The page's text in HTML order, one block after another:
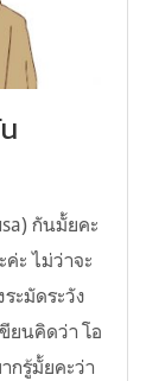
กันมั้ยคะ
ะ ไม่ว่าจะ
ะมัดระวัง
ยนคิดว่า โอ
กรู้มั้ยคะว่า